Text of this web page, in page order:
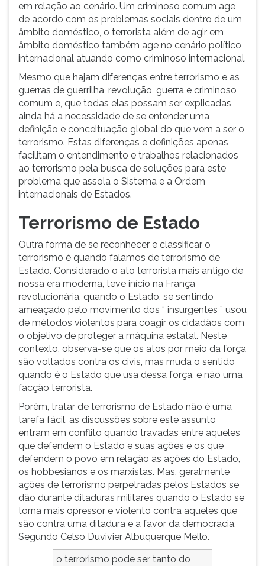
em relação ao cenário. Um criminoso comum age
de acordo com os problemas sociais dentro de um
âmbito doméstico, o terrorista além de agir em
âmbito doméstico também age no cenário político
internacional atuando como criminoso internacional.
Mesmo que hajam diferenças entre terrorismo e as
guerras de guerrilha, revolução, guerra e criminoso
comum e, que todas elas possam ser explicadas
ainda há a necessidade de se entender uma
definição e conceituação global do que vem a ser o
terrorismo. Estas diferenças e definições apenas
facilitam o entendimento e trabalhos relacionados
ao terrorismo pela busca de soluções para este
problema que assola o Sistema e a Ordem
internacionais de Estados.
Terrorismo de Estado
Outra forma de se reconhecer e classificar o
terrorismo é quando falamos de terrorismo de
Estado. Considerado o ato terrorista mais antigo de
nossa era moderna, teve início na França
revolucionária, quando o Estado, se sentindo
ameaçado pelo movimento dos “ insurgentes ” usou
de métodos violentos para coagir os cidadãos com
o objetivo de proteger a máquina estatal. Neste
contexto, observa-se que os atos por meio da força
são voltados contra os civis, mas muda o sentido
quando é o Estado que usa dessa força, e não uma
facção terrorista.
Porém, tratar de terrorismo de Estado não é uma
tarefa fácil, as discussões sobre este assunto
entram em conflito quando travadas entre aqueles
que defendem o Estado e suas ações e os que
defendem o povo em relação às ações do Estado,
os hobbesianos e os marxistas. Mas, geralmente
ações de terrorismo perpetradas pelos Estados se
dão durante ditaduras militares quando o Estado se
torna mais opressor e violento contra aqueles que
são contra uma ditadura e a favor da democracia.
Segundo Celso Duvivier Albuquerque Mello.
o terrorismo pode ser tanto do